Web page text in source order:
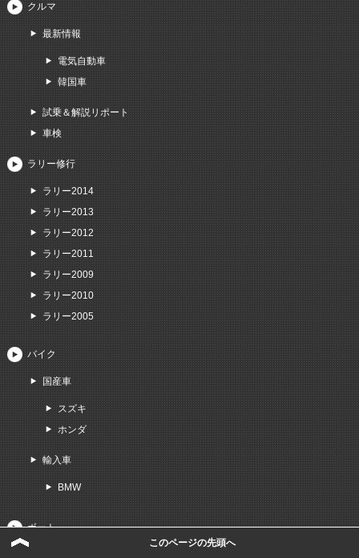
クルマ
最新情報
電気自動車
韓国車
試乗＆解説リポート
車検
ラリー修行
ラリー2014
ラリー2013
ラリー2012
ラリー2011
ラリー2009
ラリー2010
ラリー2005
バイク
国産車
スズキ
ホンダ
輸入車
BMW
ボート
このページの先頭へ